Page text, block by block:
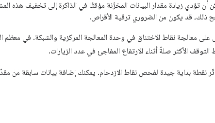
تؤدي زيادة مقدار البيانات المخزّنة مؤقتًا في الذاكرة إلى تخفيف هذه
ذلك، قد يكون من الضروري ترقية الأقراص.
على معالجة نقاط الاختناق في وحدة المعالجة المركزية والشبكة. في معظم
الأكثر صلةً أثناء الارتفاع المفاجئ في عدد الزيارات.
نقطة بداية جيدة لفحص نقاط الازدحام. يمكنك إضافة بيانات سابقة من